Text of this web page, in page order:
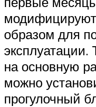
образом для
на основную
можно
прогулочный